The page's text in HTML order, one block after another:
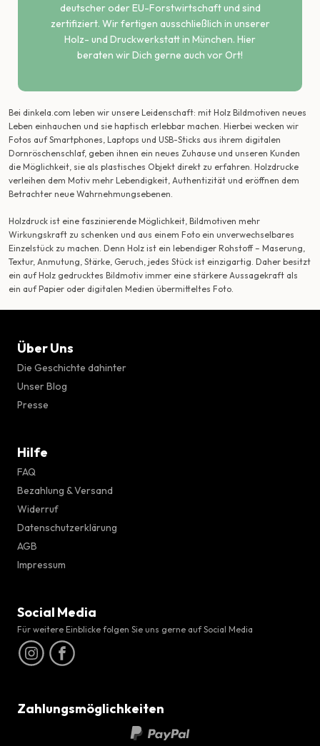
deutscher oder EU-Forstwirtschaft und sind
zertifiziert. Wir fertigen ausschließlich in unserer
Holz- und Druckwerkstatt in München. Hier
beraten wir Dich gerne auch vor Ort!
Bei dinkela.com leben wir unsere Leidenschaft: mit Holz Bildmotiven neues
Leben einhauchen und sie haptisch erlebbar machen. Hierbei wecken wir
Fotos auf Smartphones, Laptops und USB-Sticks aus ihrem digitalen
Dornröschenschlaf, geben ihnen ein neues Zuhause und unseren Kunden
die Möglichkeit, sie als plastisches Objekt direkt zu erfahren. Holzdrucke
verleihen dem Motiv mehr Lebendigkeit, Authentizität und eröffnen dem
Betrachter neue Wahrnehmungsebenen.
Holzdruck ist eine faszinierende Möglichkeit, Bildmotiven mehr
Wirkungskraft zu schenken und aus einem Foto ein unverwechselbares
Einzelstück zu machen. Denn Holz ist ein lebendiger Rohstoff – Maserung,
Textur, Anmutung, Stärke, Geruch, jedes Stück ist einzigartig. Daher besitzt
ein auf Holz gedrucktes Bildmotiv immer eine stärkere Aussagekraft als
ein auf Papier oder digitalen Medien übermitteltes Foto.
Über Uns
Die Geschichte dahinter
Unser Blog
Presse
Hilfe
FAQ
Bezahlung & Versand
Widerruf
Datenschutzerklärung
AGB
Impressum
Social Media
Für weitere Einblicke folgen Sie uns gerne auf Social Media
Zahlungsmöglichkeiten